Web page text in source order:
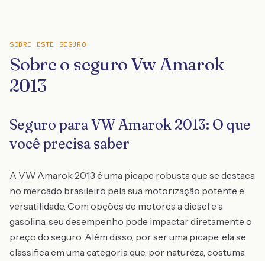
SOBRE ESTE SEGURO
Sobre o seguro Vw Amarok
2013
Seguro para VW Amarok 2013: O que
você precisa saber
A VW Amarok 2013 é uma picape robusta que se destaca
no mercado brasileiro pela sua motorização potente e
versatilidade. Com opções de motores a diesel e a
gasolina, seu desempenho pode impactar diretamente o
preço do seguro. Além disso, por ser uma picape, ela se
classifica em uma categoria que, por natureza, costuma